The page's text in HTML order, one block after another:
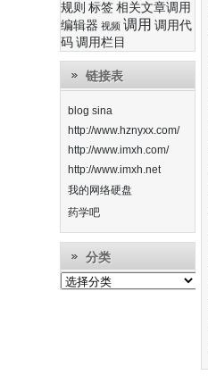
规则 标签 相关文章调用
编辑器 视频 调用 调用代
码 调用栏目
链接表
blog sina
http://www.hznyxx.com/
http://www.imxh.com/
http://www.imxh.net
我的网络硬盘
药学吧
分类
分
类